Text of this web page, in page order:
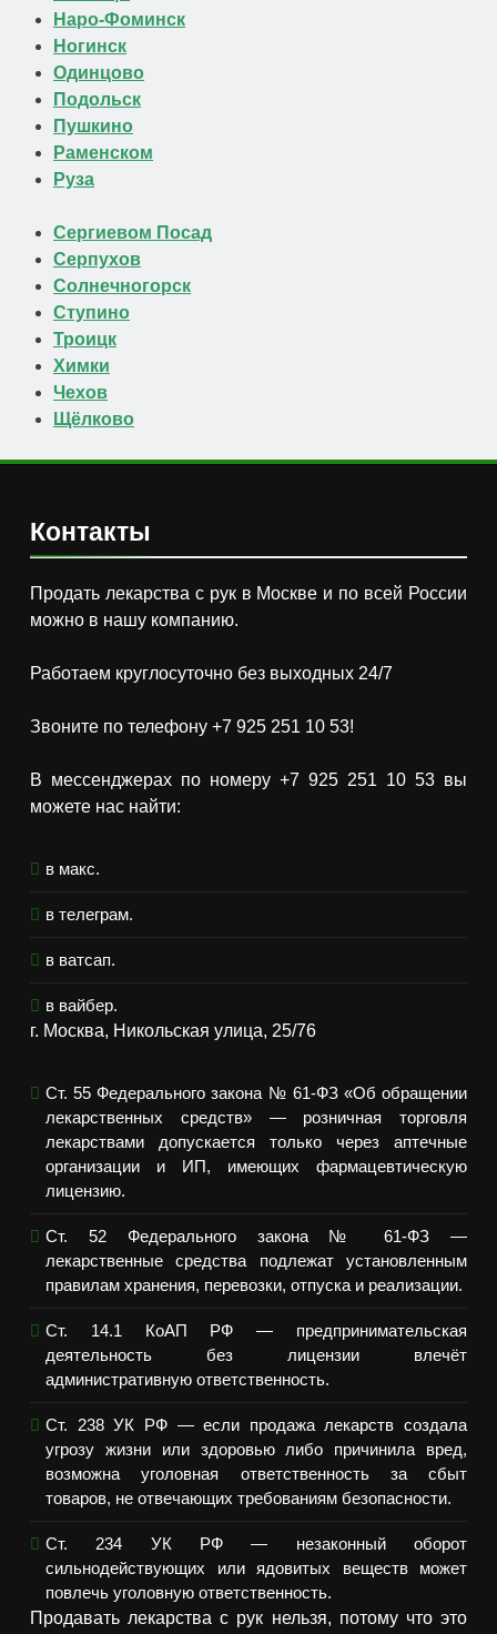
Наро-Фоминск
Ногинск
Одинцово
Подольск
Пушкино
Раменском
Руза
Сергиевом Посад
Серпухов
Солнечногорск
Ступино
Троицк
Химки
Чехов
Щёлково
Контакты
Продать лекарства с рук в Москве и по всей России
можно в нашу компанию.
Работаем круглосуточно без выходных 24/7
Звоните по телефону +7 925 251 10 53!
В мессенджерах по номеру +7 925 251 10 53 вы
можете нас найти:
в макс.
в телеграм.
в ватсап.
в вайбер.
г. Москва, Никольская улица, 25/76
Ст. 55 Федерального закона № 61-ФЗ «Об обращении
лекарственных средств» — розничная торговля
лекарствами допускается только через аптечные
организации и ИП, имеющих фармацевтическую
лицензию.
Ст. 52 Федерального закона № 61-ФЗ —
лекарственные средства подлежат установленным
правилам хранения, перевозки, отпуска и реализации.
Ст. 14.1 КоАП РФ — предпринимательская
деятельность без лицензии влечёт
административную ответственность.
Ст. 238 УК РФ — если продажа лекарств создала
угрозу жизни или здоровью либо причинила вред,
возможна уголовная ответственность за сбыт
товаров, не отвечающих требованиям безопасности.
Ст. 234 УК РФ — незаконный оборот
сильнодействующих или ядовитых веществ может
повлечь уголовную ответственность.
Продавать лекарства с рук нельзя, потому что это